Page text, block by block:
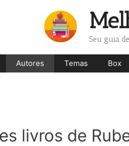
Seu guia
Autores Temas Box
livros de